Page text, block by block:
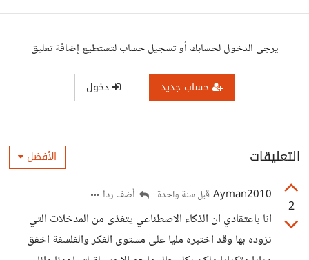
يرجى الدخول لحسابك أو تسجيل حساب لتستطيع إضافة تعليق
حساب جديد دخول
التعليقات الأفضل
2
Ayman2010 قبل سنة واحدة أضف ردا
انا باعتقادي ان الذكاء الاصطناعي يتغذى من المدخلات التي
نزوده بها وقد اختبره مليا على مستوى الفكر والفلسفة اخفق